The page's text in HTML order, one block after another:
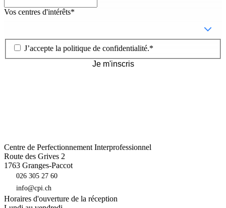
Vos centres d'intérêts*
J’accepte la politique de confidentialité.*
Je m'inscris
Centre de Perfectionnement Interprofessionnel
Route des Grives 2
1763 Granges-Paccot
026 305 27 60
info@cpi.ch
Horaires d'ouverture de la réception